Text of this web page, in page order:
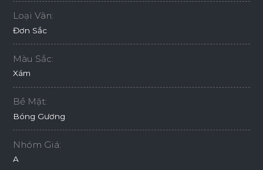
Loại Vân:
Đơn Sắc
Màu Sắc:
Xám
Bề Mặt:
Bóng Gương
Nhóm Giá:
A